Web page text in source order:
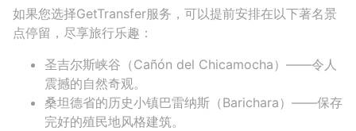
如果您选择GetTransfer服务，可以提前安排在以下著名景
点停留，尽享旅行乐趣：
圣吉尔斯峡谷（Cañón del Chicamocha）——令人
震撼的自然奇观。
桑坦德省的历史小镇巴雷纳斯（Barichara）——保存
完好的殖民地风格建筑。